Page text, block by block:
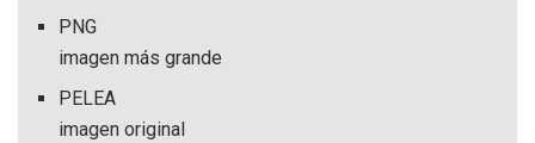
PNG
imagen más grande
PELEA
imagen original